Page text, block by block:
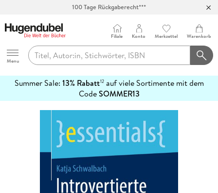
100 Tage Rückgaberecht***
Hugendubel
Menu
Filiale Konto Merkzettel Warenkorb
Summer Sale: 13% Rabatt12auf viele Sortimente mit dem
CodeSOMMER13
erfahren